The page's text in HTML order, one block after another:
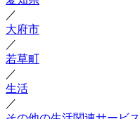
／
大府市
／
若草町
／
生活
／